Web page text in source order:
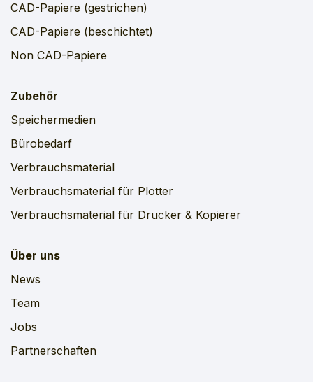
CAD-Papiere (gestrichen)
CAD-Papiere (beschichtet)
Non CAD-Papiere
Zubehör
Speichermedien
Bürobedarf
Verbrauchsmaterial
Verbrauchsmaterial für Plotter
Verbrauchsmaterial für Drucker & Kopierer
Über uns
News
Team
Jobs
Partnerschaften